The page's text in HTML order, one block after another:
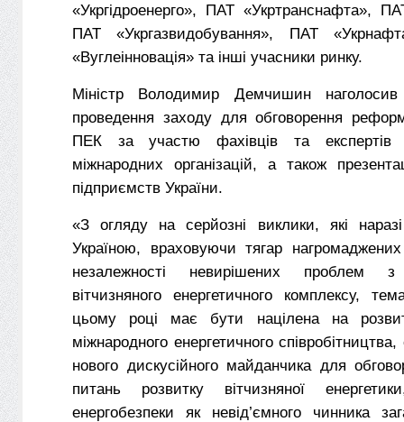
«Укргідроенерго», ПАТ «Укртранснафта»,
ПАТ «Укргазвидобування», ПАТ
«Вуглеінновація» та інші учасники ринку.
Міністр Володимир Демчишин
проведення заходу для обговорення
ПЕК за участю фахівців та експертів
міжнародних організацій, а також
підприємств України.
«З огляду на серйозні виклики, які
Україною, враховуючи тягар
незалежності невирішених проблем з
вітчизняного енергетичного комплексу,
цьому році має бути націлена на
міжнародного енергетичного співробітництва,
нового дискусійного майданчика для
питань розвитку вітчизняної
енергобезпеки як невід’ємного чинника